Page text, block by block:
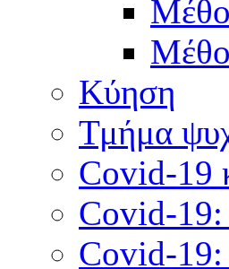
Κύηση
Τμήμα
Covid-19
Covid-19:
Covid-19: